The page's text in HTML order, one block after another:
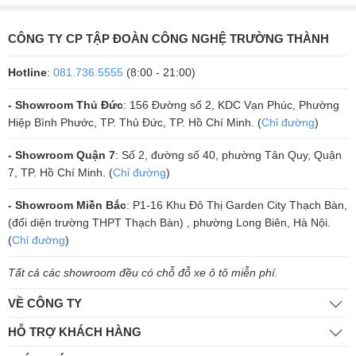
trong bất kỳ bản nhạc nào.
mạch, quá áp, quá dòng, quá nhiệt, và DC bảo vệ loa khỏi các rủi ro
Về thương hiệu CAVS
CAVS, viết tắt của Credible Audio Visual Solutions, là một trong những
CÔNG TY CP TẬP ĐOÀN CÔNG NGHỆ TRƯỜNG THÀNH
Hotline: 081.736.5555 (8:00 - 21:00)
- Showroom Thủ Đức: 156 Đường số 2, KDC Vạn Phúc, Phường
Hiệp Bình Phước, TP. Thủ Đức, TP. Hồ Chí Minh. (Chỉ đường)
- Showroom Quận 7: Số 2, đường số 40, phường Tân Quy, Quận
7, TP. Hồ Chí Minh. (Chỉ đường)
- Showroom Miền Bắc: P1-16 Khu Đô Thị Garden City Thạch Bàn,
(đối diện trường THPT Thạch Bàn) , phường Long Biên, Hà Nội.
(Chỉ đường)
Tất cả các showroom đều có chỗ đỗ xe ô tô miễn phí.
VỀ CÔNG TY
HỖ TRỢ KHÁCH HÀNG